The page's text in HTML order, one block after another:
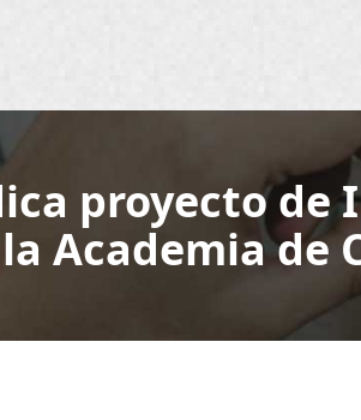
proyecto
Academia de